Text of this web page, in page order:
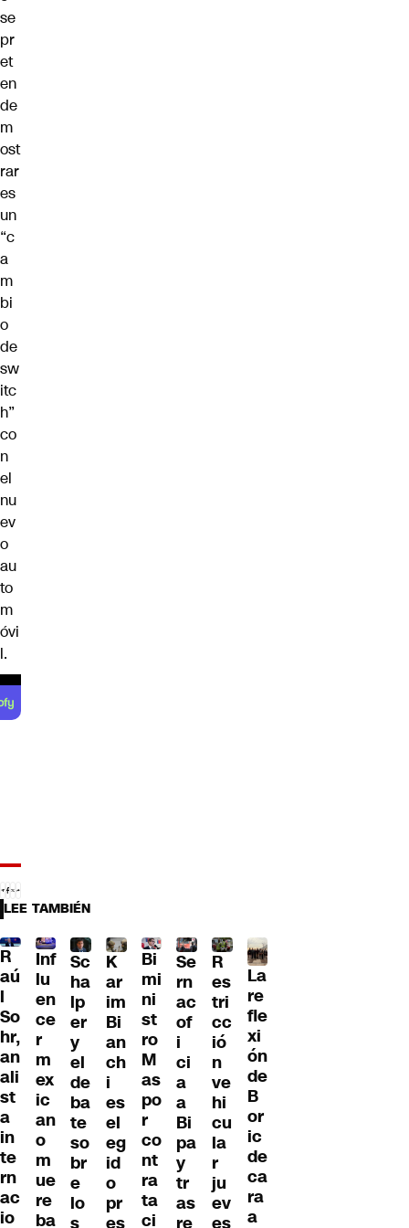
se
pr
et
en
de
m
ost
rar
es
un
“c
a
m
bi
o
de
sw
itc
h”
co
n
el
nu
ev
o
au
to
m
óvi
l.
LEE TAMBIÉN
R
aú
l
So
hr,
an
ali
st
a
in
te
rn
ac
io
Inf
lu
en
ce
r
m
ex
ic
an
o
m
ue
re
ba
Sc
ha
lp
er
y
el
de
ba
te
so
br
e
lo
s
K
ar
im
Bi
an
ch
i
es
el
eg
id
o
pr
es
Bi
mi
ni
st
ro
M
as
po
r
co
nt
ra
ta
ci
Se
rn
ac
of
i
ci
a
a
Bi
pa
y
tr
as
re
R
es
tri
cc
ió
n
ve
hi
cu
la
r
ju
ev
La
re
fle
xi
ón
de
B
or
ic
de
ca
ra
a